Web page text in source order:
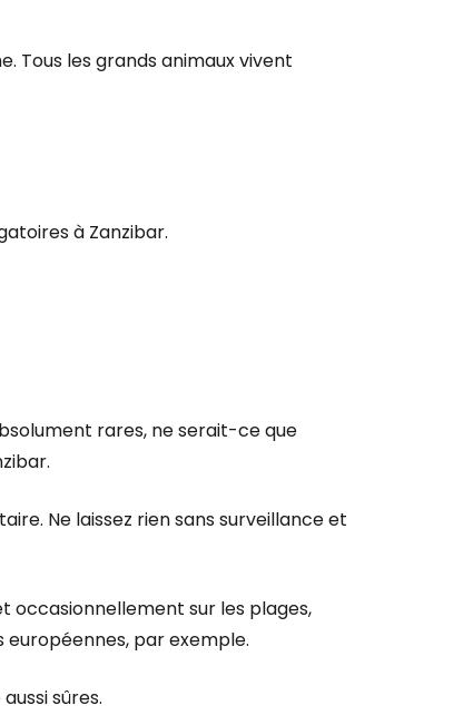
Tous les grands animaux vivent
à Zanzibar.
rares, ne serait-ce que
Ne laissez rien sans surveillance et
occasionnellement sur les plages,
européennes, par exemple.
sûres.